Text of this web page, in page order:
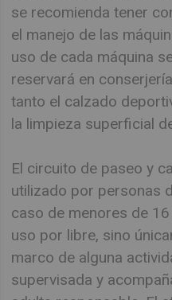
se recomienda tener
el manejo de las
uso de cada máquina
reservará en
tanto el calzado
la limpieza superficial
El circuito de paseo y
utilizado por personas
caso de menores de
uso por libre, sino
marco de alguna
supervisada y